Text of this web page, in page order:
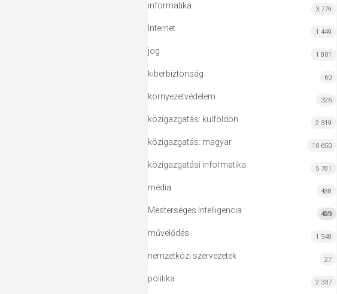
informatika 3 779
Internet 1 449
jog 1 801
kiberbiztonság 60
környezetvédelem 326
közigazgatás: külföldön 2 319
közigazgatás: magyar 10 650
közigazgatási informatika 5 781
média 488
Mesterséges Intelligencia MI
420
művelődés 1 548
nemzetközi szervezetek 27
politika 2 337